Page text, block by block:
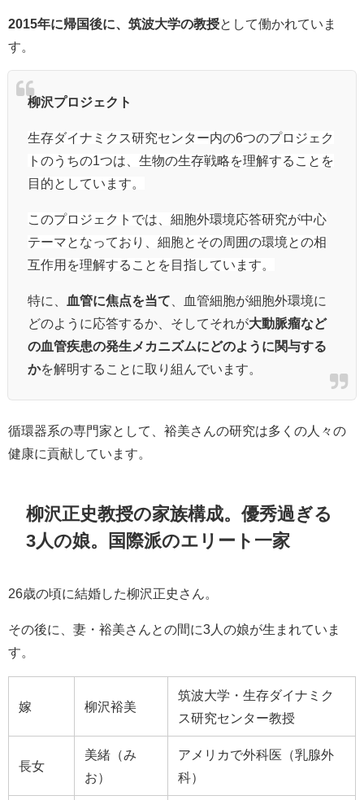
2015年に帰国後に、筑波大学の教授として働かれていま
す。
柳沢プロジェクト
生存ダイナミクス研究センター内の6つのプロジェク
トのうちの1つは、生物の生存戦略を理解することを
目的としています。
このプロジェクトでは、細胞外環境応答研究が中心
テーマとなっており、細胞とその周囲の環境との相
互作用を理解することを目指しています。
特に、 血管に焦点を当て 、血管細胞が細胞外環境に
どのように応答するか、そしてそれが大動脈瘤など
の血管疾患の発生メカニズムにどのように関与する
かを解明することに取り組んでいます。
循環器系の専門家として、裕美さんの研究は多くの人々の
健康に貢献しています。
柳沢正史教授の家族構成。優秀過ぎる
3人の娘。国際派のエリート一家
26歳の頃に結婚した柳沢正史さん。
その後に、妻・裕美さんとの間に3人の娘が生まれていま
す。
嫁 柳沢裕美
筑波大学・ 生存ダイナミク
ス研究センター教授
長女
美緒（み
お）
アメリカで外科医（乳腺外
科）